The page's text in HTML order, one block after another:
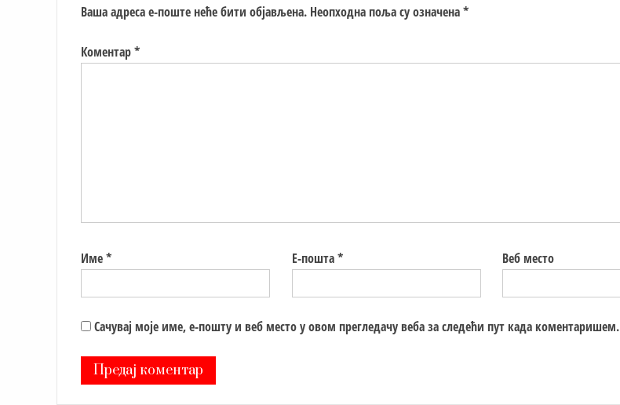
Ваша адреса е-поште неће бити објављена. Неопходна поља су означена*
Коментар*
Име* Е-пошта* Веб место
Сачувај моје име, е-пошту и веб место у овом прегледачу веба за следећи пут када коментаришем.